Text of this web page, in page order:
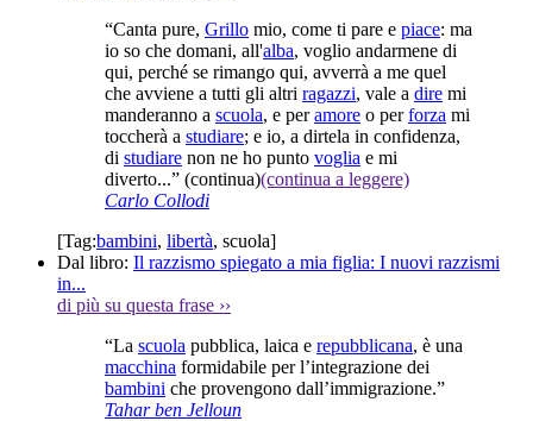
“Canta pure, Grillo mio, come ti pare e piace: ma
io so che domani, all'alba, voglio andarmene di
qui, perché se rimango qui, avverrà a me quel
che avviene a tutti gli altri ragazzi, vale a dire mi
manderanno a scuola, e peramore o perforza mi
toccherà a studiare; e io, a dirtela in confidenza,
di studiare non ne ho punto voglia e mi
diverto...” (continua)(continua a leggere)
Carlo Collodi
[Tag:bambini, libertà, scuola]
Dal libro: Il razzismo spiegato a mia figlia: I nuovi razzismi
in...
di più su questa frase ››
“La scuola pubblica, laica e repubblicana, è una
macchina formidabile per l’integrazione dei
bambini che provengono dall’immigrazione.”
Tahar ben Jelloun